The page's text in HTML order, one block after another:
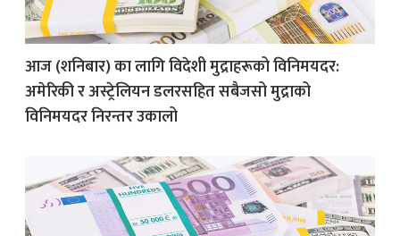
आज (शनिबार) का लागि विदेशी मुद्राहरूको विनिमयदर:
अमेरिकी र अस्ट्रेलियन डलरसहित सबैजसो मुद्राको
विनिमयदर निरन्तर उकालो